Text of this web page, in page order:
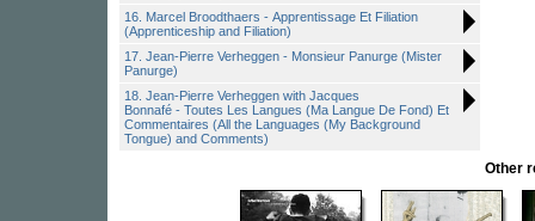
16. Marcel Broodthaers - Apprentissage Et Filiation
(Apprenticeship and Filiation)
17. Jean-Pierre Verheggen - Monsieur Panurge (Mister
Panurge)
18. Jean-Pierre Verheggen with Jacques
Bonnafé - Toutes Les Langues (Ma Langue De Fond) Et
Commentaires (All the Languages (My Background
Tongue) and Comments)
Other